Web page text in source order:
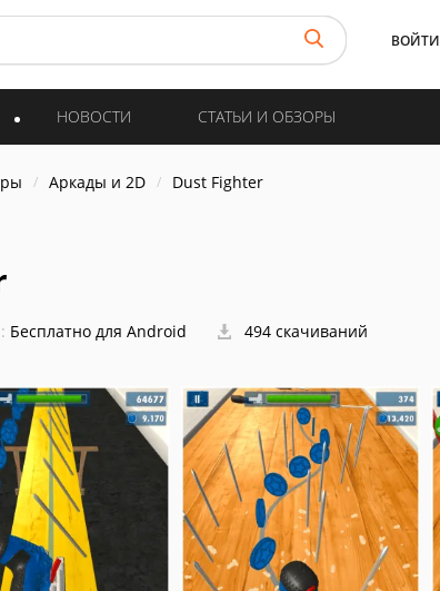
ВОЙТИ
НОВОСТИ СТАТЬИ И ОБЗОРЫ
Аркады и 2D Dust Fighter
Бесплатно для Android 494 скачиваний